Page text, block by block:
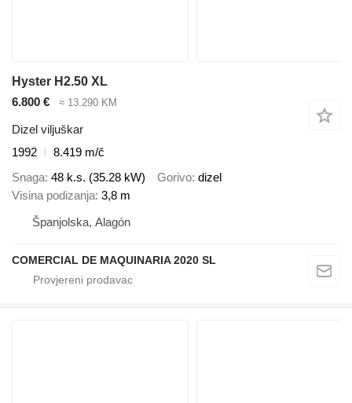
Hyster H2.50 XL
6.800 €
≈ 13.290 KM
Dizel viljuškar
1992
8.419 m/č
Snaga 48 k.s. (35.28 kW) Gorivo dizel
Visina podizanja 3,8 m
Španjolska, Alagón
COMERCIAL DE MAQUINARIA 2020 SL